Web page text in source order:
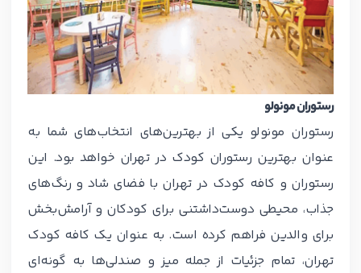
رستوران مونولو
رستوران مونولو یکی از بهترین‌های انتخاب‌های شما به
عنوان بهترین رستوران کودک در تهران خواهد بود. این
رستوران و کافه کودک در تهران با فضای شاد و رنگ‌های
جذاب، محیطی دوست‌داشتنی برای کودکان و آرامش‌بخش
برای والدین فراهم کرده است. به عنوان یک کافه کودک
تهران، تمام جزئیات از جمله میز و صندلی‌ها به گونه‌ای